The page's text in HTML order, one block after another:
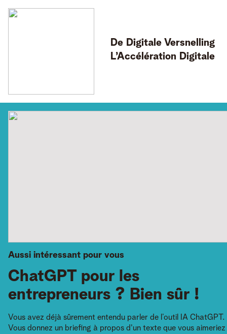
De Digitale Versnelling
L’Accélération Digitale
ChatGPT pour les
entrepreneurs ? Bien sûr !
Aussi intéressant pour vous
Vous avez déjà sûrement entendu parler de l’outil IA ChatGPT.
Vous donnez un briefing à propos d'un texte que vous aimeriez